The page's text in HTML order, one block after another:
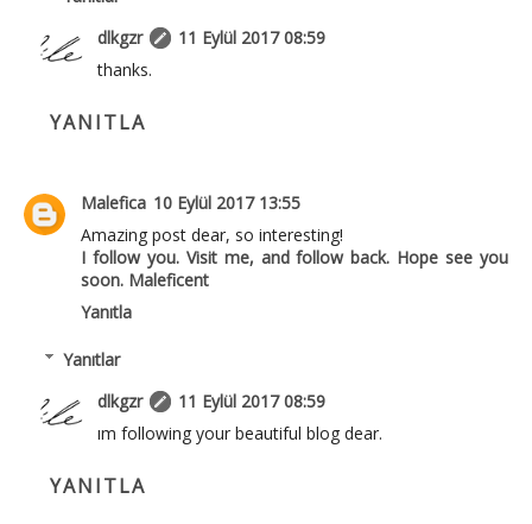
dlkgzr
11 Eylül 2017 08:59
thanks.
YANITLA
Malefica 10 Eylül 2017 13:55
Amazing post dear, so interesting!
I follow you. Visit me, and follow back. Hope see you
soon. Maleficent
Yanıtla
Yanıtlar
dlkgzr
11 Eylül 2017 08:59
ım following your beautiful blog dear.
YANITLA